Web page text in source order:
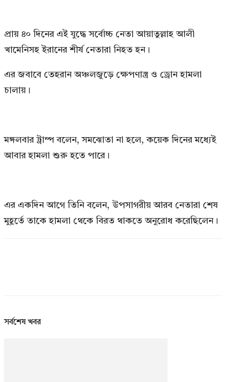
প্রায় ৪০ দিনের এই যুদ্ধে সর্বোচ্চ নেতা আয়াতুল্লাহ আলী
খামেনিসহ ইরানের শীর্ষ নেতারা নিহত হন।
এর জবাবে তেহরান অঞ্চলজুড়ে ক্ষেপণাস্ত্র ও ড্রোন হামলা
চালায়।
মঙ্গলবার ট্রাম্প বলেন, সমঝোতা না হলে, কয়েক দিনের মধ্যেই
আবার হামলা শুরু হতে পারে।
এর একদিন আগে তিনি বলেন, উপসাগরীয় আরব নেতারা শেষ
মুহূর্তে তাকে হামলা থেকে বিরত থাকতে অনুরোধ করেছিলেন।
সর্বশেষ খবর